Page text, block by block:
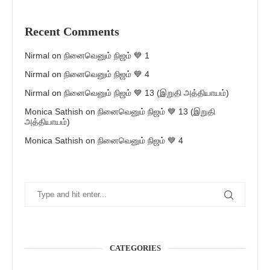
Recent Comments
Nirmal on நினைவெனும் நிஜம் 💙 1
Nirmal on நினைவெனும் நிஜம் 💙 4
Nirmal on நினைவெனும் நிஜம் 💙 13 (இறுதி அத்தியாயம்)
Monica Sathish on நினைவெனும் நிஜம் 💙 13 (இறுதி
அத்தியாயம்)
Monica Sathish on நினைவெனும் நிஜம் 💙 4
CATEGORIES